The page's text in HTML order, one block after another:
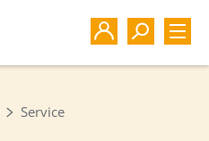
Service